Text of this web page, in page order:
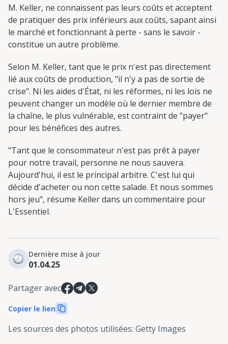
M. Keller, ne connaissent pas leurs coûts et acceptent
de pratiquer des prix inférieurs aux coûts, sapant ainsi
le marché et fonctionnant à perte - sans le savoir -
constitue un autre problème.
Selon M. Keller, tant que le prix n'est pas directement
lié aux coûts de production, "il n'y a pas de sortie de
crise". Ni les aides d'État, ni les réformes, ni les lois ne
peuvent changer un modèle où le dernier membre de
la chaîne, le plus vulnérable, est contraint de "payer"
pour les bénéfices des autres.
"Tant que le consommateur n'est pas prêt à payer
pour notre travail, personne ne nous sauvera.
Aujourd'hui, il est le principal arbitre. C'est lui qui
décide d'acheter ou non cette salade. Et nous sommes
hors jeu", résume Keller dans un commentaire pour
L'Essentiel.
Dernière mise à jour
01.04.25
Partager avec
Copier le lien
Les sources des photos utilisées: Getty Images